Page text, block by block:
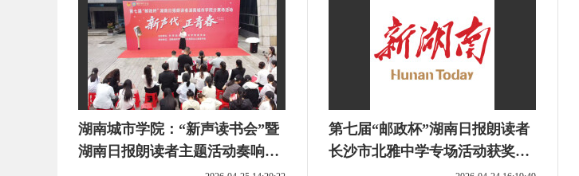
湖南城市学院：“新声读书会”暨
湖南日报朗读者主题活动奏响青
第七届“邮政杯”湖南日报朗读者
长沙市北雅中学专场活动获奖名